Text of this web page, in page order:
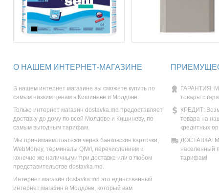
О НАШЕМ ИНТЕРНЕТ-МАГАЗИНЕ
В нашем интернет магазине вы сможете купить по
самым низким ценам в Кишиневе и Молдове.
Только интернет магазин dostavka.md предоставляет
доставку до дому по всей Молдове и Кишиневу, по
самым выгодным тарифам.
Мы принимаем платежи через банковские карточки,
WebMoney, терминалы QIWI, перечислением и
конечно же наличными при доставке или в любом
представительстве dostavka.md.
Интернет магазин dostavka.md это единственный
интернет магазин в Молдове, который вам
ГАРАНТИЯ:
товары с
КРЕДИТ:
товара на
кредитных
ДОСТАВКА:
населенный
тарифам!